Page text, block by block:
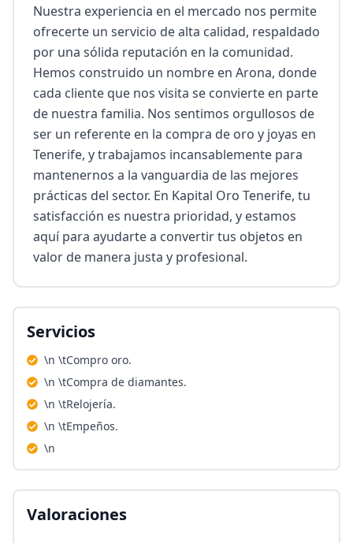
Nuestra experiencia en el mercado nos permite
ofrecerte un servicio de alta calidad, respaldado
por una sólida reputación en la comunidad.
Hemos construido un nombre en Arona, donde
cada cliente que nos visita se convierte en parte
de nuestra familia. Nos sentimos orgullosos de
ser un referente en la compra de oro y joyas en
Tenerife, y trabajamos incansablemente para
mantenernos a la vanguardia de las mejores
prácticas del sector. En Kapital Oro Tenerife, tu
satisfacción es nuestra prioridad, y estamos
aquí para ayudarte a convertir tus objetos en
valor de manera justa y profesional.
Servicios
\n \tCompro oro.
\n \tCompra de diamantes.
\n \tRelojería.
\n \tEmpeños.
\n
Valoraciones